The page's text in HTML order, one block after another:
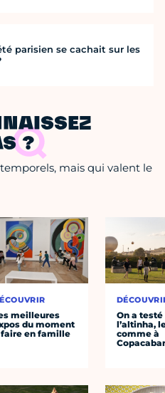
parisien se cachait sur les
?
mais qui valent le
meilleures
du moment
faire en famille
On a testé
l’altinha,
comme à